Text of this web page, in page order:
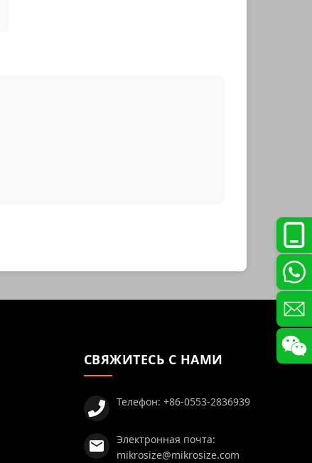
СВЯЖИТЕСЬ С НАМИ
Телефон: +86-0553-2836939
Электронная почта:
mikrosize@mikrosize.com